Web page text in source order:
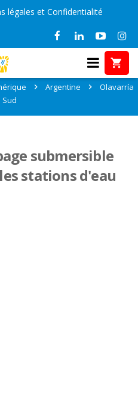
légales et Confidentialité
Argentine
Sud
Argentine Olavarría
submersible
stations d'eau